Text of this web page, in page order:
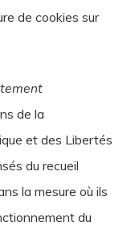
de cookies sur
de la
et des Libertés
du recueil
la mesure où ils
du